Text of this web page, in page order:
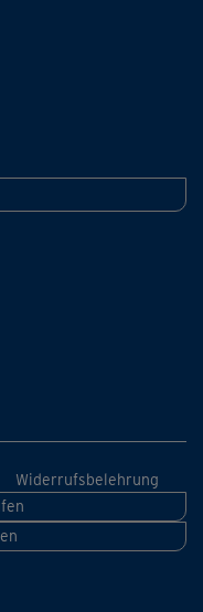
Widerrufsbelehrung